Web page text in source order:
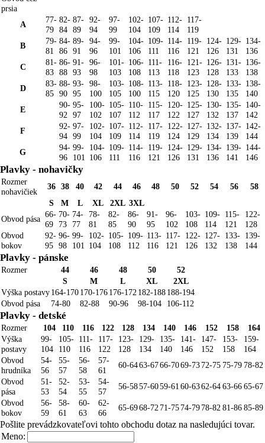
prsia
A
77-
79
82-
84
87-
89
92-
94
97-
99
102-
104
107-
109
112-
114
117-
119
B
79-
81
84-
86
89-
91
94-
96
99-
101
104-
106
109-
111
114-
116
119-
121
124-
126
129-
131
134-
136
C
81-
83
86-
88
91-
93
96-
98
101-
103
106-
108
111-
113
116-
118
121-
123
126-
128
131-
133
136-
138
D
83-
85
88-
90
93-
95
98-
100
103-
105
108-
100
113-
115
118-
120
123-
125
128-
130
133-
135
138-
140
E
90-
92
95-
97
100-
102
105-
107
110-
112
115-
117
120-
122
125-
127
130-
132
135-
137
140-
142
F
92-
94
97-
99
102-
104
107-
109
112-
114
117-
119
122-
124
127-
129
132-
134
137-
139
142-
144
G
94-
96
99-
101
104-
106
109-
111
114-
116
119-
121
124-
126
129-
131
134-
136
139-
141
144-
146
Plavky - nohavičky
Rozmer
nohavičiek
36 38 40 42 44 46 48 50 52 54 56
58
S
M L XL 2XL 3XL
Obvod pása 66-
69
70-
73
74-
77
78-
81
82-
85
86-
90
91-
95
96-
102
103-
108
109-
114
115-
121
122-
128
Obvod
bokov
92-
95
96-
98
99-
101
102-
104
105-
108
109-
112
113-
116
117-
121
122-
126
127-
132
133-
138
139-
144
Plavky - pánske
Rozmer 44 46 48 50
52
S
M L XL
2XL
Výška postavy164-170170-176176-172 182-188188-194
Obvod pása
74-80 82-88 90-96 98-104 106-112
Plavky - detské
Rozmer 104 110 116 122 128 134 140 146 152 158
164
Výška
postavy
99-
104
105-
110
111-
116
117-
122
123-
128
129-
134
135-
140
141-
146
147-
152
153-
158
159-
164
Obvod
hrudníka
54-
56
55-
57
56-
58
57-
61
60-6463-6766-7069-7372-75 75-79 78-82
Obvod
pása
51-
53
52-
54
53-
55
54-
57
56-5857-6059-61 60-6362-6463-6665-67
Obvod
bokov
56-
59
58-
61
60-
63
62-
66
65-6968-72 71-7574-7978-82 81-8685-89
Pošlite prevádzkovateľovi tohto obchodu dotaz na nasledujúci tovar.
Meno: